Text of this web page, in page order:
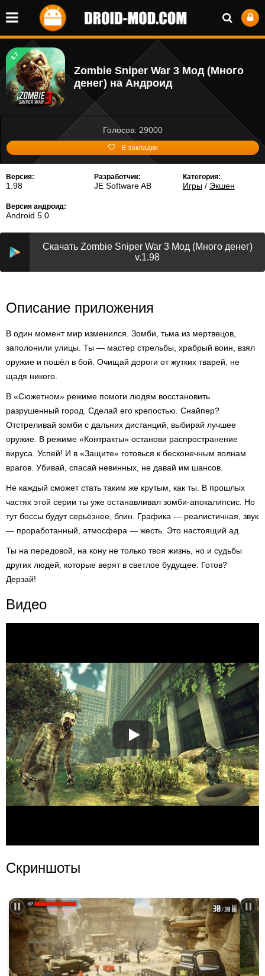
4.7
Zombie Sniper War 3 Мод (Много
денег) на Андроид
Голосов: 29000
В закладки
Версия:
1.98
Разработчик:
JE Software AB
Категория:
Игры/ Экшен
Версия андроид:
Android 5.0
Скачать Zombie Sniper War 3 Мод (Много денег)
v.1.98
Описание приложения
В один момент мир изменился. Зомби, тьма из мертвецов,
заполонили улицы. Ты — мастер стрельбы, храбрый воин, взял
оружие и пошёл в бой. Очищай дороги от жутких тварей, не
щадя никого.
В «Сюжетном» режиме помоги людям восстановить
разрушенный город. Сделай его крепостью. Снайпер?
Отстреливай зомби с дальних дистанций, выбирай лучшее
оружие. В режиме «Контракты» останови распространение
вируса. Успей! И в «Защите» готовься к бесконечным волнам
врагов. Убивай, спасай невинных, не давай им шансов.
Не каждый сможет стать таким же крутым, как ты. В прошлых
частях этой серии ты уже останавливал зомби-апокалипсис. Но
тут боссы будут серьёзнее, блин. Графика — реалистичная, звук
— проработанный, атмосфера — жесть. Это настоящий ад.
Ты на передовой, на кону не только твоя жизнь, но и судьбы
других людей, которые верят в светлое будущее. Готов?
Дерзай!
Видео
Скриншоты